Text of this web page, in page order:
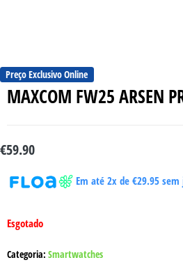
Preço Exclusivo Online
MAXCOM FW25 ARSEN
€59.90
Em até 2x de €29.95sem
Esgotado
Categoria: Smartwatches